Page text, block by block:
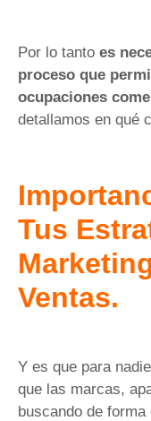
Por lo tanto es
proceso que
ocupaciones
detallamos en qué
Tus
Ventas.
Y es que para
que las marcas,
buscando de